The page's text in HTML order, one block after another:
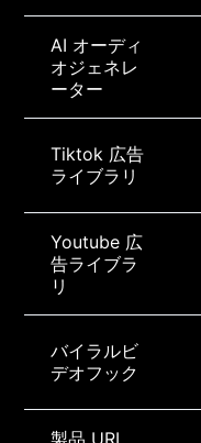
AI オーディ
オジェネレ
ーター
Tiktok 広告
ライブラリ
Youtube 広
告ライブラ
リ
バイラルビ
デオフック